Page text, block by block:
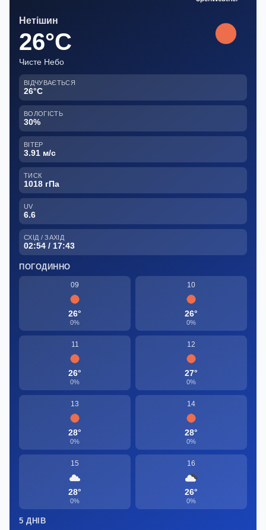
Нетішин
26°C
Чисте Небо
ВІДЧУВАЄТЬСЯ
26°C
ВОЛОГІСТЬ
30%
ВІТЕР
3.91 м/с
ТИСК
1018 гПа
UV
6.6
СХІД / ЗАХІД
02:54 / 17:43
ПОГОДИННО
09
26°
0%
10
26°
0%
11
26°
0%
12
27°
0%
13
28°
0%
14
28°
0%
15
28°
0%
16
26°
0%
5 ДНІВ